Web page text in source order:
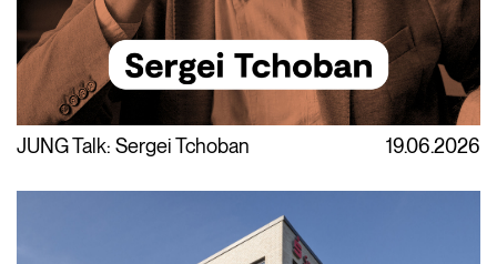
JUNG Talk: Sergei Tchoban 19.06.2026